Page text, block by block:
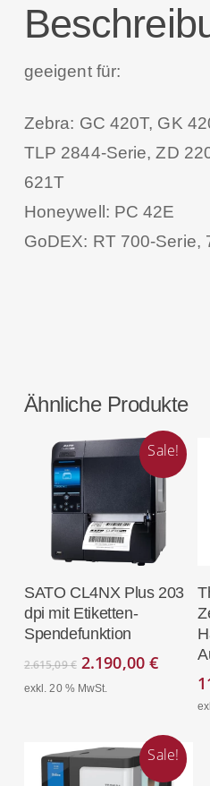
geeigent für:
Zebra: GC 420T, GK
TLP 2844-Serie, ZD
621T
Honeywell: PC 42E
GoDEX: RT 700-Serie,
Ähnliche Produkte
Sale!
In Den
Warenkorb
SATO CL4NX Plus 203
dpi mit Etiketten-
Spendefunktion
2.615,09€ Ursprünglicher
Preis
2.190,00 €
exkl. 20 % MwSt.
Sale!